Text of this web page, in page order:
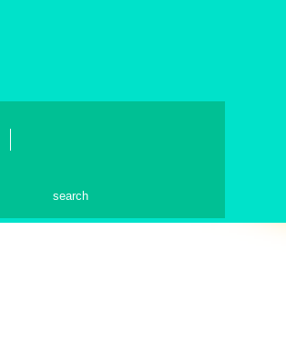
search